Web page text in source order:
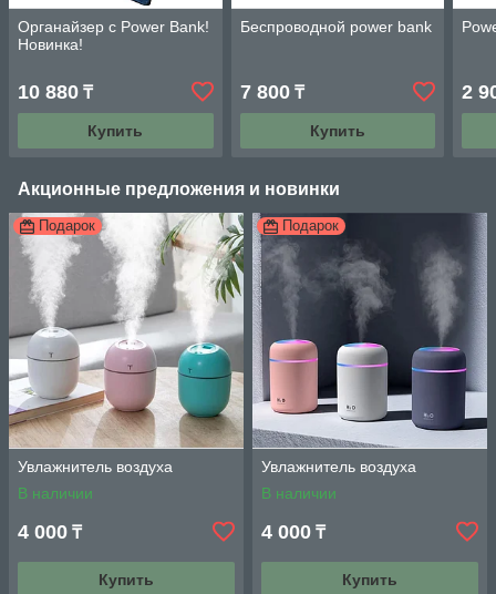
Органайзер с Power Bank!
Новинка!
10 880 ₸
Купить
Беспроводной power bank
7 800₸
Купить
2
Акционные предложения и новинки
Подарок
Увлажнитель воздуха
В наличии
4 000 ₸
Купить
Подарок
Увлажнитель воздуха
В наличии
4 000 ₸
Купить